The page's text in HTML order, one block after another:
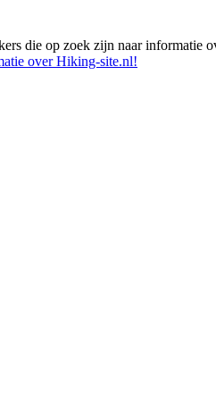
die op zoek zijn naar
over Hiking-site.nl!